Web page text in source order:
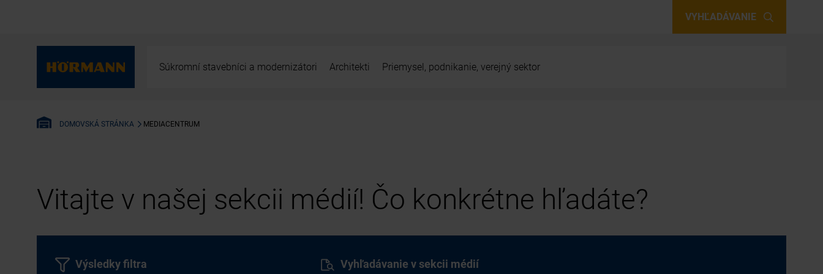
VYHĽADÁVANIE
Súkromní stavebníci a modernizátori Architekti Priemysel, podnikanie, verejný sektor
DOMOVSKÁ STRÁNKA MEDIACENTRUM
Vitajte v našej sekcii médií! Čo konkrétne hľadáte?
Vyhľadávanie v sekcii médií
Výsledky filtra